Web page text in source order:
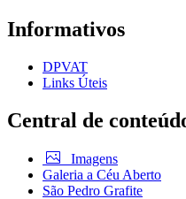
Informativos
DPVAT
Links Úteis
Central de
Imagens
Galeria a Céu Aberto
São Pedro Grafite